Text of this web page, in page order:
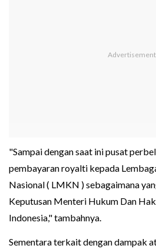
"Sampai dengan saat ini pusat
pembayaran royalti kepada
Nasional ( LMKN ) sebagaimana
Keputusan Menteri Hukum Dan
Indonesia," tambahnya.
Sementara terkait dengan dampak